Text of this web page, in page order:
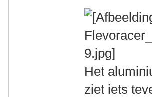
Het
ziet iets